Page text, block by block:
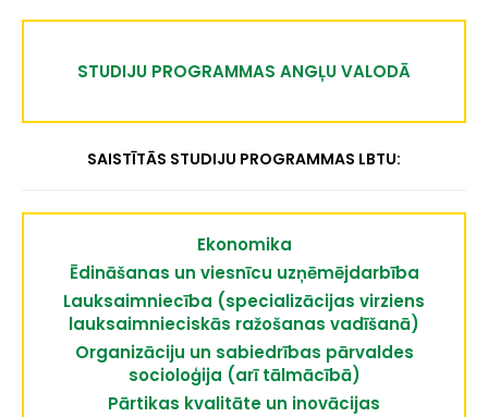
STUDIJU PROGRAMMAS ANGĻU VALODĀ
SAISTĪTĀS STUDIJU PROGRAMMAS LBTU:
Ekonomika
Ēdināšanas un viesnīcu uzņēmējdarbība
Lauksaimniecība (specializācijas virziens
lauksaimnieciskās ražošanas vadīšanā)
Organizāciju un sabiedrības pārvaldes
socioloģija (arī tālmācībā)
Pārtikas kvalitāte un inovācijas